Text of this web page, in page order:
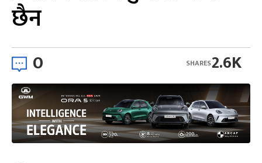
छैन
0 2.6K
SHARES